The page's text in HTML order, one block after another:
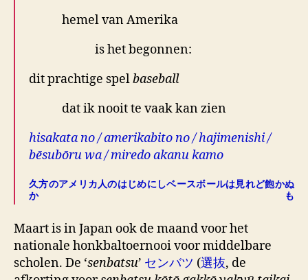
hemel van Amerika
is het begonnen:
dit prachtige spelbaseball
dat ik nooit te vaak kan zien
hisakata no / amerikabito no / hajimenishi /
bēsubōru wa / miredo akanu kamo
久方のアメリカ人のはじめにしベースボールは見れど飽かぬ
かも
Maart is in Japan ook de maand voor het
nationale honkbaltoernooi voor middelbare
scholen. De ‘senbatsu’ センバツ (選抜, de